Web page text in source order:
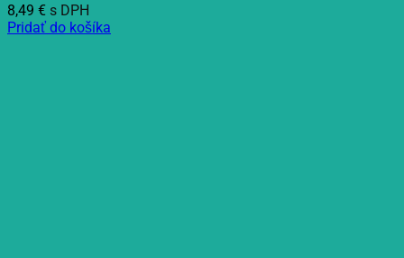
8,49 € s DPH
Pridať do košíka